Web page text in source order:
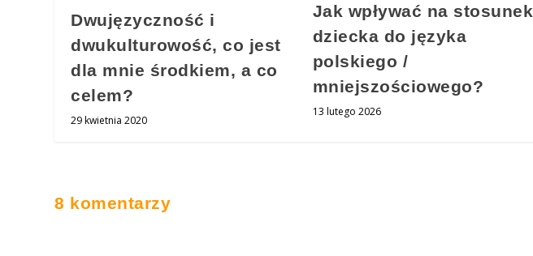
Dwujęzyczność i
dwukulturowość, co jest
dla mnie środkiem, a co
celem?
29 kwietnia 2020
Jak wpływać na stosunek
dziecka do języka
polskiego /
mniejszościowego?
13 lutego 2026
8 komentarzy